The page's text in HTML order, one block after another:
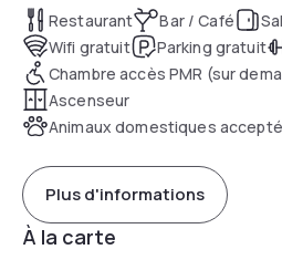
Restaurant Bar / Café
Wifi gratuit
Parking gratuit
Chambre accès PMR (sur
Ascenseur
Animaux domestiques
Plus d'informations
À la carte